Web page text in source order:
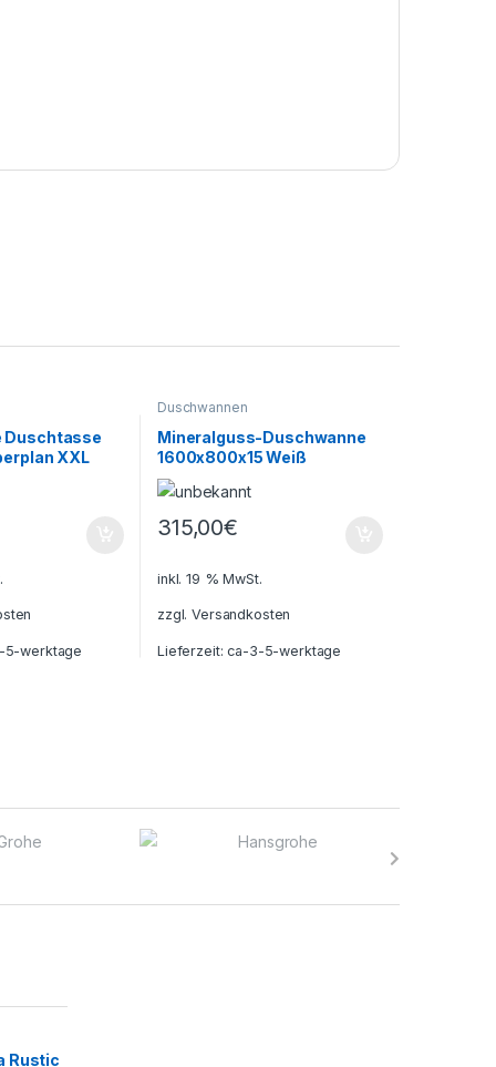
Duschtasse
XXL
cm mit
5-werktage
Duschwannen
Mineralguss-Duschwanne
1600x800x15 Weiß
315,00€
inkl. 19 % MwSt.
zzgl.Versandkosten
Lieferzeit:ca-3-5-werktage
Rustic